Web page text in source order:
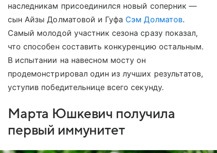
наследникам присоединился новый соперник —
сын Айзы Долматовой и Гуфа Сэм Долматов.
Самый молодой участник сезона сразу показал,
что способен составить конкуренцию остальным.
В испытании на навесном мосту он
продемонстрировал один из лучших результатов,
уступив победительнице всего секунду.
Марта Юшкевич получила
первый иммунитет